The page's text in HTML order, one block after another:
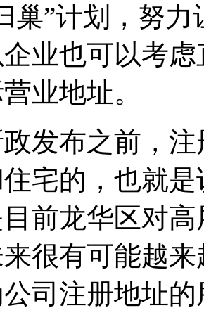
巢”计划，努
业也可以考
业地址。
发布之前，
宅的，也就
前龙华区对
很有可能越
司注册地址